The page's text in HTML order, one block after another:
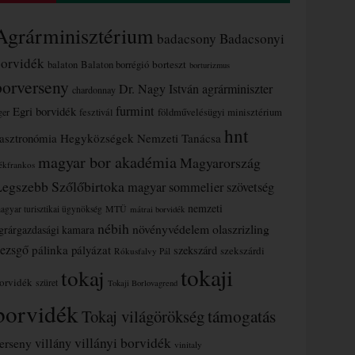
badacsony Badacsonyi
balaton Balaton borrégió borteszt borturizmus
chardonnay Dr. Nagy István agrárminiszter
Egri borvidék fesztivál furmint földművelésügyi minisztérium
Hegyközségek Nemzeti Tanácsa hnt
magyar bor akadémia Magyarország
Szőlőbirtoka magyar sommelier szövetség
turisztikai ügynökség MTÜ mátrai borvidék nemzeti
kamara nébih növényvédelem olaszrizling
pálinka pályázat Rókusfalvy Pál szekszárd szekszárdi
szüret tokaj Tokaji Borlovagrend tokaji
Tokaj világörökségtámogatás
villány villányi borvidék vinitaly